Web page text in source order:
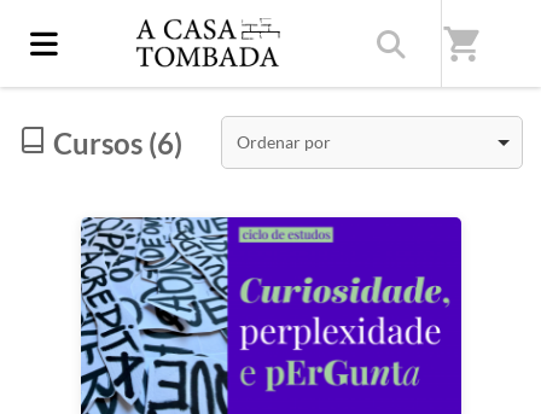
shopping_cart
Início/Categorias/Ciclo de estudos online
Cursos (6) Ordenar por